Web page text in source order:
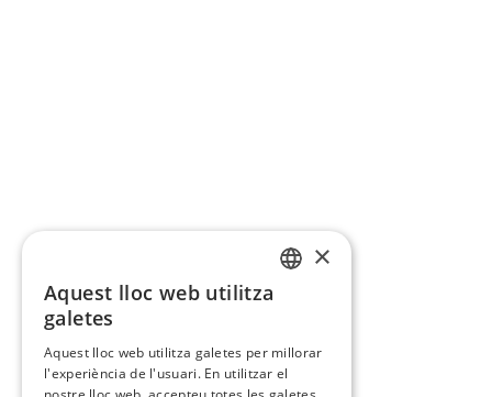
×
Aquest lloc web utilitza
galetes
Aquest lloc web utilitza galetes per millorar
l'experiència de l'usuari. En utilitzar el